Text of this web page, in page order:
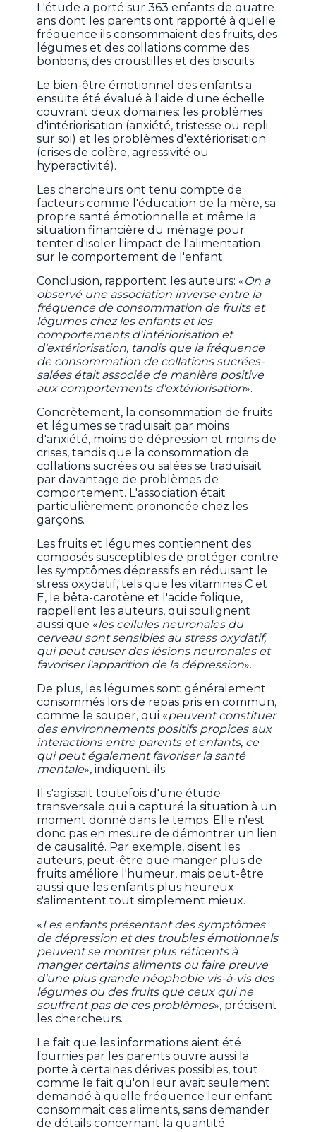
L'étude a porté sur 363 enfants de quatre
ans dont les parents ont rapporté à quelle
fréquence ils consommaient des fruits, des
légumes et des collations comme des
bonbons, des croustilles et des biscuits.
Le bien-être émotionnel des enfants a
ensuite été évalué à l'aide d'une échelle
couvrant deux domaines: les problèmes
d'intériorisation (anxiété, tristesse ou repli
sur soi) et les problèmes d'extériorisation
(crises de colère, agressivité ou
hyperactivité).
Les chercheurs ont tenu compte de
facteurs comme l'éducation de la mère, sa
propre santé émotionnelle et même la
situation financière du ménage pour
tenter d'isoler l'impact de l'alimentation
sur le comportement de l'enfant.
Conclusion, rapportent les auteurs: «On a
observé une association inverse entre la
fréquence de consommation de fruits et
légumes chez les enfants et les
comportements d'intériorisation et
d'extériorisation, tandis que la fréquence
de consommation de collations sucrées-
salées était associée de manière positive
aux comportements d'extériorisation».
Concrètement, la consommation de fruits
et légumes se traduisait par moins
d'anxiété, moins de dépression et moins de
crises, tandis que la consommation de
collations sucrées ou salées se traduisait
par davantage de problèmes de
comportement. L'association était
particulièrement prononcée chez les
garçons.
Les fruits et légumes contiennent des
composés susceptibles de protéger contre
les symptômes dépressifs en réduisant le
stress oxydatif, tels que les vitamines C et
E, le bêta-carotène et l'acide folique,
rappellent les auteurs, qui soulignent
aussi que «les cellules neuronales du
cerveau sont sensibles au stress oxydatif,
qui peut causer des lésions neuronales et
favoriser l'apparition de la dépression».
De plus, les légumes sont généralement
consommés lors de repas pris en commun,
comme le souper, qui «peuvent constituer
des environnements positifs propices aux
interactions entre parents et enfants, ce
qui peut également favoriser la santé
mentale», indiquent-ils.
Il s'agissait toutefois d'une étude
transversale qui a capturé la situation à un
moment donné dans le temps. Elle n'est
donc pas en mesure de démontrer un lien
de causalité. Par exemple, disent les
auteurs, peut-être que manger plus de
fruits améliore l'humeur, mais peut-être
aussi que les enfants plus heureux
s'alimentent tout simplement mieux.
«Les enfants présentant des symptômes
de dépression et des troubles émotionnels
peuvent se montrer plus réticents à
manger certains aliments ou faire preuve
d'une plus grande néophobie vis-à-vis des
légumes ou des fruits que ceux qui ne
souffrent pas de ces problèmes», précisent
les chercheurs.
Le fait que les informations aient été
fournies par les parents ouvre aussi la
porte à certaines dérives possibles, tout
comme le fait qu'on leur avait seulement
demandé à quelle fréquence leur enfant
consommait ces aliments, sans demander
de détails concernant la quantité.